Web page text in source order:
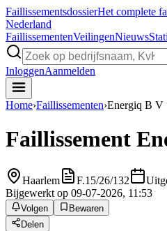
FaillissementsdossierHet complete
Nederland
FaillissementenVeilingenNieuws
InloggenAanmelden
Home›Faillissementen›Energiq B V
Faillissement
Haarlem F.15/26/132
Bijgewerkt op 09-07-2026, 11:53
Volgen
Bewaren
Delen